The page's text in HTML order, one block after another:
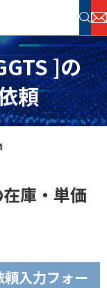
検索
]の
頼
庫・単価
入力フォー